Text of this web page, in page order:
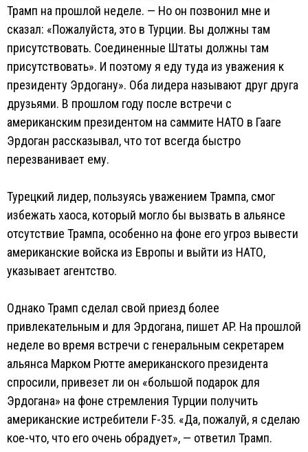
Трамп на прошлой неделе. — Но он позвонил мне и
сказал: «Пожалуйста, это в Турции. Вы должны там
присутствовать. Соединенные Штаты должны там
присутствовать». И поэтому я еду туда из уважения к
президенту Эрдогану». Оба лидера называют друг друга
друзьями. В прошлом году после встречи с
американским президентом на саммите НАТО в Гааге
Эрдоган рассказывал, что тот всегда быстро
перезванивает ему.
Турецкий лидер, пользуясь уважением Трампа, смог
избежать хаоса, который могло бы вызвать в альянсе
отсутствие Трампа, особенно на фоне его угроз вывести
американские войска из Европы и выйти из НАТО,
указывает агентство.
Однако Трамп сделал свой приезд более
привлекательным и для Эрдогана, пишет AP. На прошлой
неделе во время встречи с генеральным секретарем
альянса Марком Рютте американского президента
спросили, привезет ли он «большой подарок для
Эрдогана» на фоне стремления Турции получить
американские истребители F-35. «Да, пожалуй, я сделаю
кое-что, что его очень обрадует», — ответил Трамп.